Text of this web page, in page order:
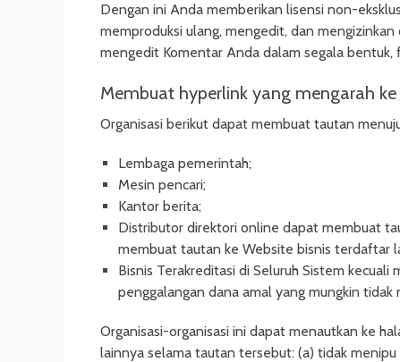
Dengan ini Anda memberikan lisensi non-
memproduksi ulang, mengedit, dan
mengedit Komentar Anda dalam segala bentuk,
Membuat hyperlink yang mengarah
Organisasi berikut dapat membuat tautan
Lembaga pemerintah;
Mesin pencari;
Kantor berita;
Distributor direktori online dapat membuat
membuat tautan ke Website bisnis terdaftar
Bisnis Terakreditasi di Seluruh Sistem
penggalangan dana amal yang mungkin
Organisasi-organisasi ini dapat menautkan ke
lainnya selama tautan tersebut: (a) tidak